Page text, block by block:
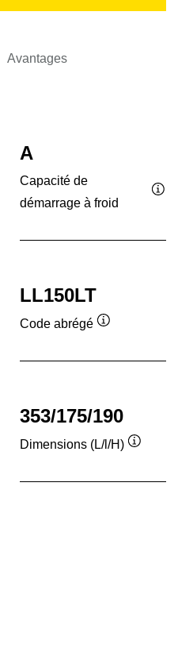
Avantages
A
Capacité de
démarrage à froid
LL150LT
Code abrégé
353/175/190
Dimensions (L/l/H)